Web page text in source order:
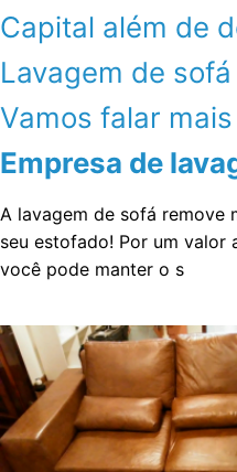
Capital além de
Lavagem de
Vamos falar
Empresa de
A lavagem de sofá remove
seu estofado! Por um valor
você pode manter o s